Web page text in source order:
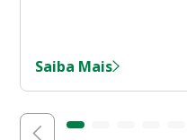
Saiba Mais